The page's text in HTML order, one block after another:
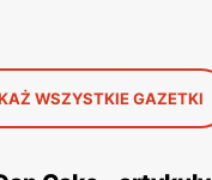
WSZYSTKIE GAZETKI